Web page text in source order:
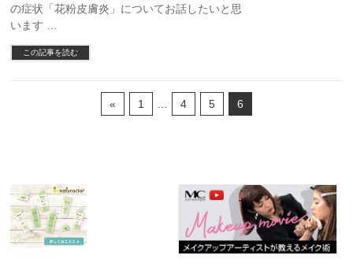
の症状「花粉皮膚炎」についてお話したいと思
います …
この記事を読む
« 1 4 5 6